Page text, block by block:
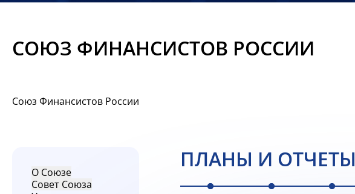
СОЮЗ ФИНАНСИСТОВ РОССИИ
Союз Финансистов России
О Союзе
Совет Союза
ПЛАНЫ И ОТЧЕТЫ